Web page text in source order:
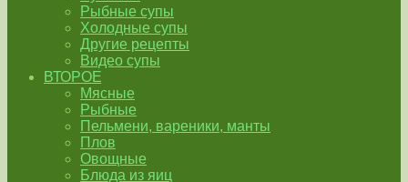
Рыбные супы
Холодные супы
Другие рецепты
Видео супы
ВТОРОЕ
Мясные
Рыбные
Пельмени, вареники, манты
Плов
Овощные
Блюда из яиц